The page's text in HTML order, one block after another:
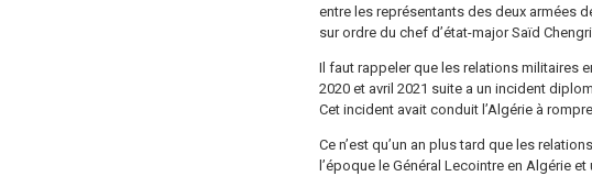
entre les représentants des deux armées
sur ordre du chef d’état-major Saïd
Il faut rappeler que les relations militaires
2020 et avril 2021 suite a un incident
Cet incident avait conduit l’Algérie à
Ce n’est qu’un an plus tard que les
l’époque le Général Lecointre en Algérie